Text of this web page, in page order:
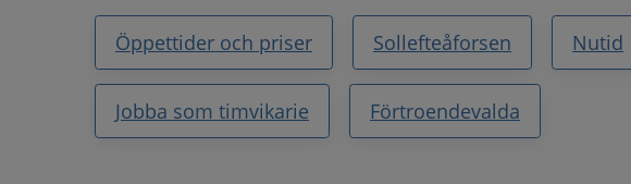
Öppettider och priser Sollefteåforsen Nutid
Jobba som timvikarie Förtroendevalda